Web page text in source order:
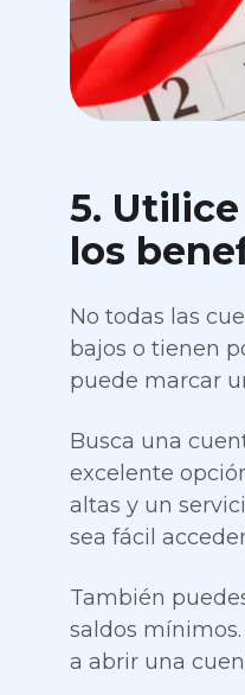
5.
los
No todas las
bajos o tienen
puede marcar
Busca una
excelente
altas y un
sea fácil
También
saldos
a abrir una